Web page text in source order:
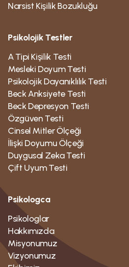
Narsist Kişilik Bozukluğu
Psikolojik Testler
A Tipi Kişilik Testi
Mesleki Doyum Testi
Psikolojik Dayanıklılık Testi
Beck Anksiyete Testi
Beck Depresyon Testi
Özgüven Testi
Cinsel Mitler Ölçeği
İlişki Doyumu Ölçeği
Duygusal Zeka Testi
Çift Uyum Testi
Psikologca
Psikologlar
Hakkımızda
Misyonumuz
Vizyonumuz